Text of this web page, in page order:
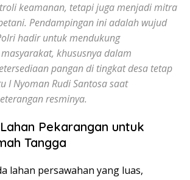
keamanan, tetapi juga menjadi mitra
Pendampingan ini adalah wujud
hadir untuk mendukung
khususnya dalam
pangan di tingkat desa tetap
I Nyoman Rudi Santosa saat
resminya.
Pekarangan untuk
Tangga
lahan persawahan yang luas,